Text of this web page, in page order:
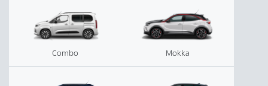
Combo Mokka